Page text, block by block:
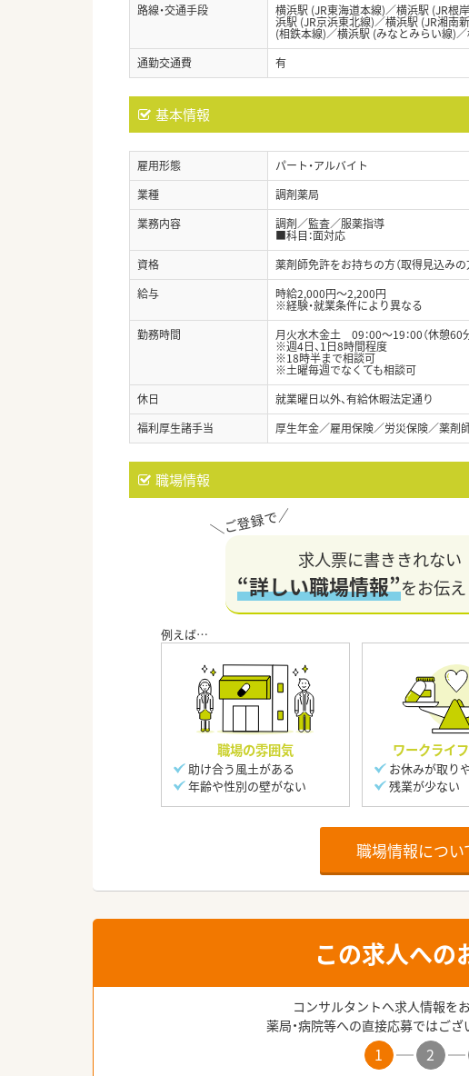
路線・交通手段 横浜駅 (JR東海道本線)／横浜駅 (JR根
浜駅 (JR京浜東北線)／横浜駅 (JR湘南
(相鉄本線)／横浜駅 (みなとみらい線)
通勤交通費
有
基本情報
雇用形態
パート・アルバイト
業種
調剤薬局
業務内容
調剤／監査／服薬指導
■科目：面対応
資格
薬剤師免許をお持ちの方（取得見込みの
給与
時給2,000円～2,200円
※経験・就業条件により異なる
勤務時間
月火水木金土 09：00～19：00（休憩60
※週4日、1日8時間程度
※18時半まで相談可
※土曜毎週でなくても相談可
休日
就業曜日以外、有給休暇法定通り
福利厚生諸手当
厚生年金／雇用保険／労災保険／薬剤
職場情報
求人票に書ききれない
“詳しい職場情報”をお伝え
職場の雰囲気
助け合う風土がある
年齢や性別の壁がない
ワークライ
お休みが取り
残業が少ない
職場情報につい
この求人への
コンサルタントへ求人情報を
薬局・病院等への直接応募ではござ
1 2